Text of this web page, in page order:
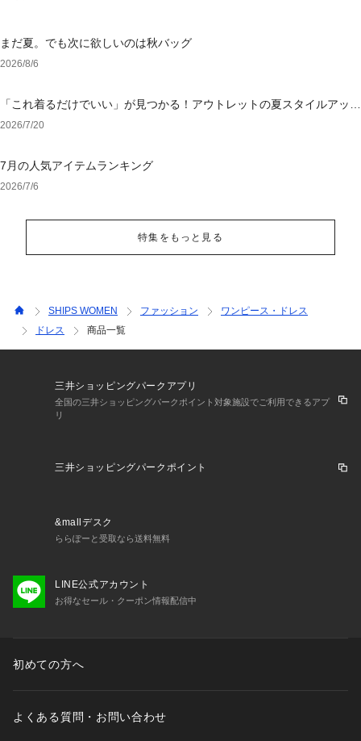
まだ夏。でも次に欲しいのは秋バッグ
2026/8/6
「これ着るだけでいい」が見つかる！アウトレットの夏スタイルアップ
ワンピース
2026/7/20
7月の人気アイテムランキング
2026/7/6
特集をもっと見る
SHIPS WOMEN ファッション
ワンピース・ドレス
ドレス
商品一覧
三井ショッピングパークアプリ
全国の三井ショッピングパークポイント対象施設でご利用できるアプ
リ
三井ショッピングパークポイント
&mallデスク
ららぽーと受取なら送料無料
LINE公式アカウント
お得なセール・クーポン情報配信中
初めての方へ
よくある質問・お問い合わせ